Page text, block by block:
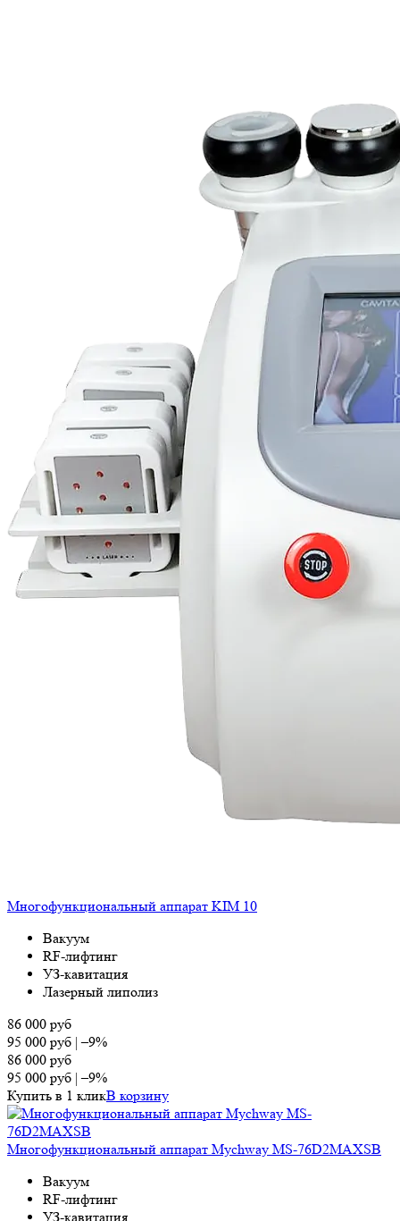
Многофункциональный аппарат KIM 10
Вакуум
RF-лифтинг
УЗ-кавитация
Лазерный липолиз
86 000 руб
95 000 руб |–9%
86 000 руб
95 000 руб |–9%
Купить в 1 кликВ корзину
Многофункциональный аппарат Mychway MS-76D2MAXSB
Вакуум
RF-лифтинг
УЗ-кавитация